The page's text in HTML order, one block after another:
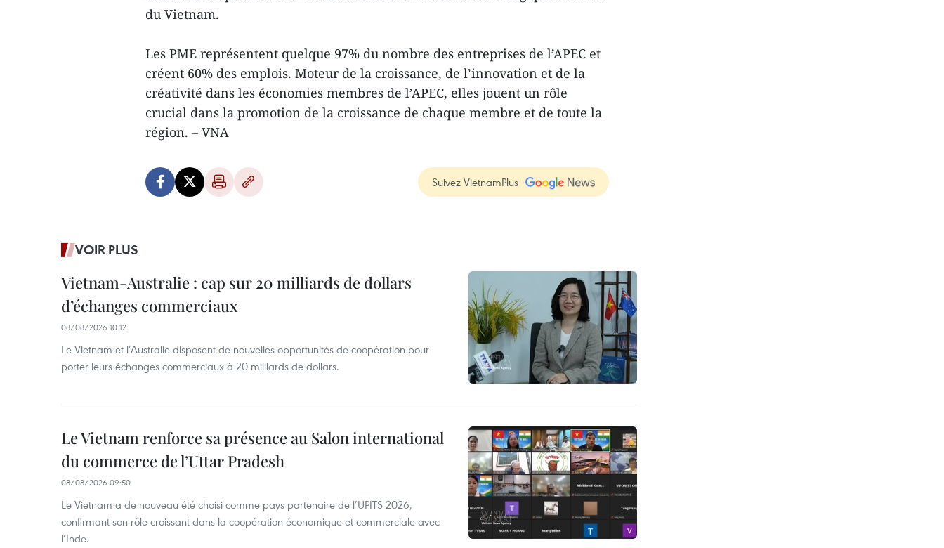
du Vietnam.
Les PME représentent quelque 97% du nombre des entreprises de l’APEC et
créent 60% des emplois. Moteur de la croissance, de l’innovation et de la
créativité dans les économies membres de l’APEC, elles jouent un rôle
crucial dans la promotion de la croissance de chaque membre et de toute la
région. – VNA
Suivez VietnamPlus
VOIR PLUS
Vietnam-Australie : cap sur 20 milliards de dollars
d’échanges commerciaux
08/08/2026 10:12
Le Vietnam et l’Australie disposent de nouvelles opportunités de coopération pour
porter leurs échanges commerciaux à 20 milliards de dollars.
Le Vietnam renforce sa présence au Salon international
du commerce de l’Uttar Pradesh
08/08/2026 09:50
Le Vietnam a de nouveau été choisi comme pays partenaire de l’UPITS 2026,
confirmant son rôle croissant dans la coopération économique et commerciale avec
l’Inde.